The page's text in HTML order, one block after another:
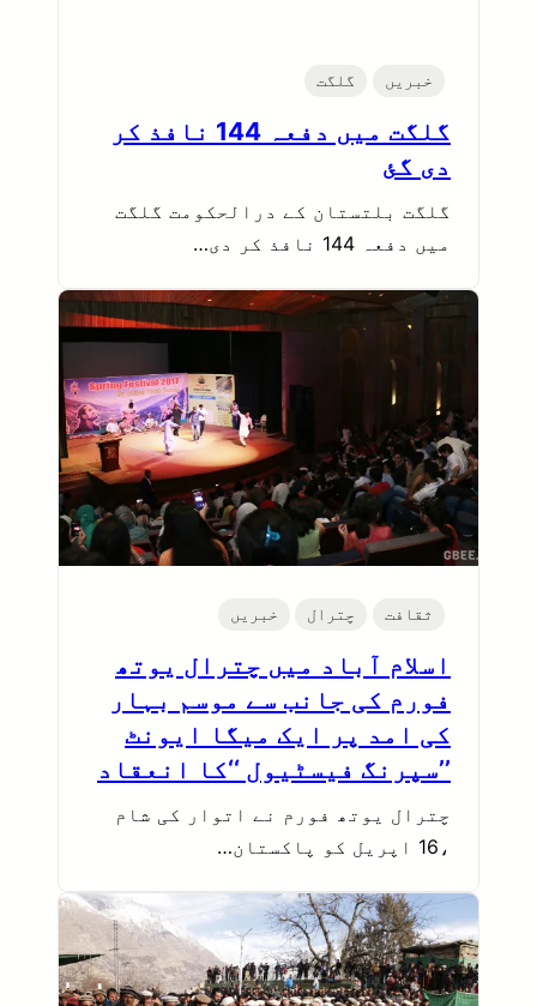
خبریں گلگت
گلگت میں دفعہ 144 نافذ کر
دی گئ
گلگت بلتستان کے درالحکومت گلگت
میں دفعہ 144 نافذ کر دی…
ثقافت چترال خبریں
اسلام آباد میں چترال یوتھ
فورم کی جانب سے موسم بہار
کی امد پر ایک میگا ایونٹ
’’سپرنگ فیسٹیول ‘‘کا انعقاد
چترال یوتھ فورم نے اتوار کی شام
،16 اپریل کو پاکستان…